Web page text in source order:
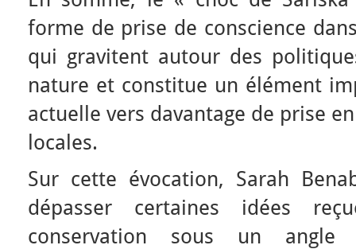
forme de prise de conscience
qui gravitent autour des
nature et constitue un élément
actuelle vers davantage de prise
locales.
Sur cette évocation, Sarah
dépasser certaines idées
conservation sous un angle